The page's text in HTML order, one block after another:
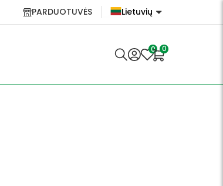
PARDUOTUVĖS
Lietuvių
Lietuvių
0 0